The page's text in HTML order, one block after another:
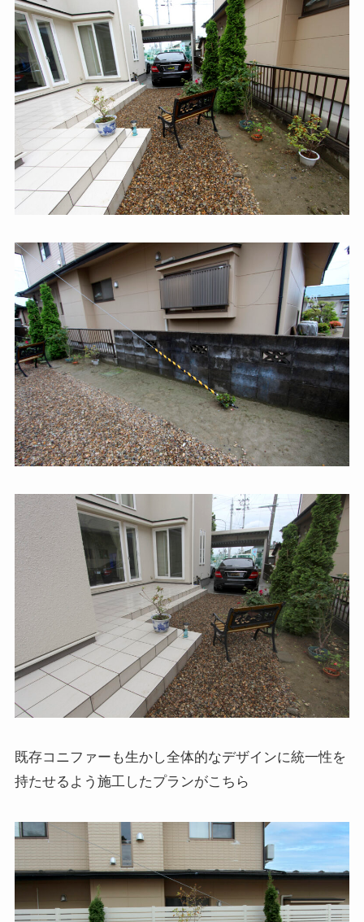
既存コニファーも生かし全体的なデザインに統一性を
持たせるよう施工したプランがこちら